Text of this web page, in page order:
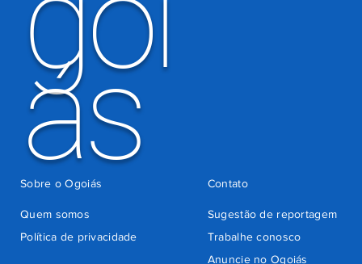
ás
Quem somos
Sugestão de reportagem
Trabalhe conosco
Política de privacidade
Anuncie no Ogoiás
Contato
Sobre o Ogoiás